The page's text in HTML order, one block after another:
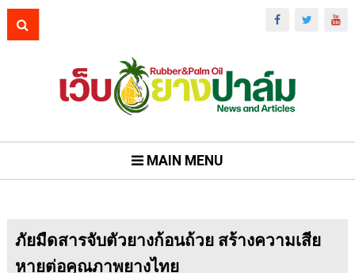
MAIN MENU
ภัยมืดสารจับตัวยางก้อนถ้วย สร้างความเสีย
หายต่อคุณภาพยางไทย